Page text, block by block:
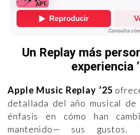
Un Replay más
experiencia
Apple Music Replay ’25
detallada del año musical de
énfasis en cómo han
mantenido— sus